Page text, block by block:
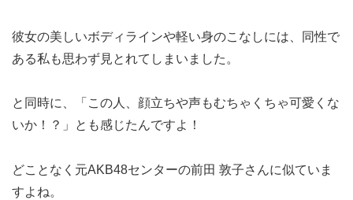
彼女の美しいボディラインや軽い身のこなしには、同性で
ある私も思わず見とれてしまいました。
と同時に、「この人、顔立ちや声もむちゃくちゃ可愛くな
いか！？」とも感じたんですよ！
どことなく元AKB48センターの前田 敦子さんに似ていま
すよね。